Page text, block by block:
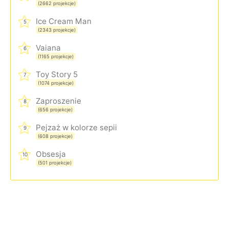
(2662 projekcje)
5 Ice Cream Man
(2343 projekcje)
6 Vaiana
(1165 projekcje)
7 Toy Story 5
(1074 projekcje)
8 Zaproszenie
(656 projekcje)
9 Pejzaż w kolorze sepii
(608 projekcje)
10 Obsesja
(501 projekcje)